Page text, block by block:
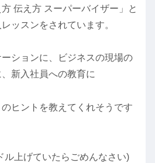
伝え方 スーパーバイザー」と
ッスンをされています。
ションに、ビジネスの現場の
新入社員への教育に
のヒントを教えてくれそうです
ル上げていたらごめんなさい)